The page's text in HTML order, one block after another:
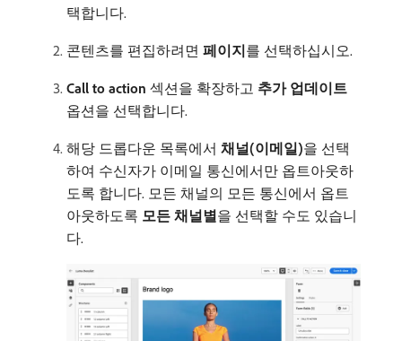
택합니다.
콘텐츠를 편집하려면 페이지​를 선택하십시오.
Call to action 섹션을 확장하고 추가 업데이트
옵션을 선택합니다.
해당 드롭다운 목록에서 채널(이메일)​을 선택
하여 수신자가 이메일 통신에서만 옵트아웃하
도록 합니다. 모든 채널의 모든 통신에서 옵트
아웃하도록 모든 채널별​을 선택할 수도 있습니
다.